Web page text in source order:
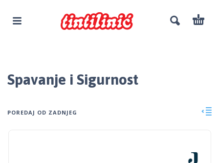
Spavanje i Sigurnost
POREDAJ OD ZADNJEG